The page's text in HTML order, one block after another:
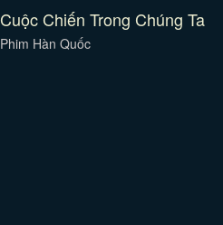
Cuộc Chiến Trong Chúng Ta
Phim Hàn Quốc